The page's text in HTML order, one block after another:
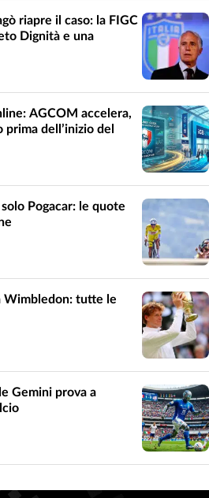
riapre il caso: la FIGC
Dignità e una
AGCOM accelera,
dell’inizio del
Pogacar: le quote
Wimbledon: tutte le
Gemini prova a